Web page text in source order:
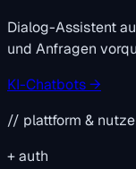
Dialog-Assistent
und Anfragen
KI-Chatbots →
// plattform &
+auth